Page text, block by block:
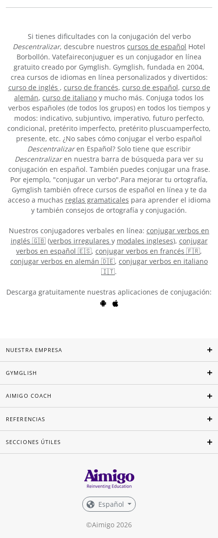
Si tienes dificultades con la conjugación del verbo
Descentralizar, descubre nuestros cursos de español Hotel
Borbollón. Vatefaireconjuguer es un conjugador en línea
gratuito creado por Gymglish. Gymglish, fundada en 2004,
crea cursos de idiomas en línea personalizados y divertidos:
curso de inglés , curso de francés, curso de español, curso de
alemán, curso de italiano y mucho más. Conjuga todos los
verbos españoles (de todos los grupos) en todos los tiempos y
modos: indicativo, subjuntivo, imperativo, futuro perfecto,
condicional, pretérito imperfecto, pretérito pluscuamperfecto,
presente, etc. ¿No sabes cómo conjugar el verbo español
Descentralizaren Español? Solo tiene que escribir
Descentralizaren nuestra barra de búsqueda para ver su
conjugación en español. También puedes conjugar una frase.
Por ejemplo, "conjugar un verbo".Para mejorar tu ortografía,
Gymglish también ofrece cursos de español en línea y te da
acceso a muchas reglas gramaticales para aprender el idioma
y también consejos de ortografía y conjugación.
Nuestros conjugadores verbales en línea: conjugar verbos en
inglés 🇬🇧(verbos irregulares y modales ingleses), conjugar
verbos en español 🇪🇸, conjugar verbos en francés 🇫🇷,
conjugar verbos en alemán 🇩🇪, conjugar verbos en italiano
🇮🇹.
Descarga gratuitamente nuestras aplicaciones de conjugación:
NUESTRA EMPRESA
GYMGLISH
AIMIGO COACH
REFERENCIAS
SECCIONES ÚTILES
Español
©Aimigo 2026